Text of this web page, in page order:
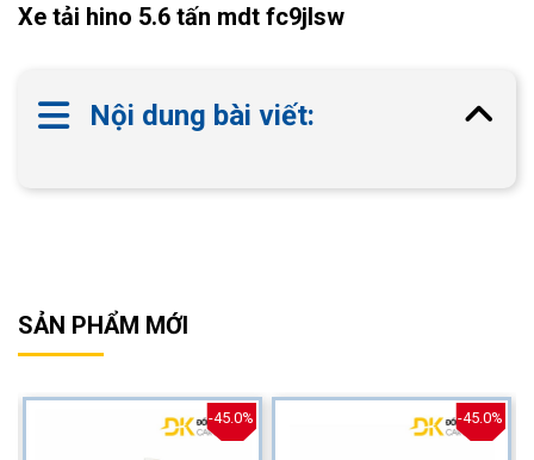
Xe tải hino 5.6 tấn mdt fc9jlsw
Nội dung bài viết:
SẢN PHẨM MỚI
-45.0% -45.0%